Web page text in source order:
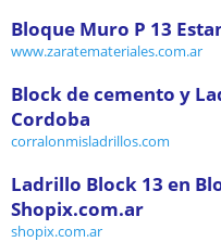
Bloque Muro P 13
www.zaratemateriales.com.ar
Block de cemento y
Cordoba
corralonmisladrillos.com
Ladrillo Block 13 en
Shopix.com.ar
shopix.com.ar